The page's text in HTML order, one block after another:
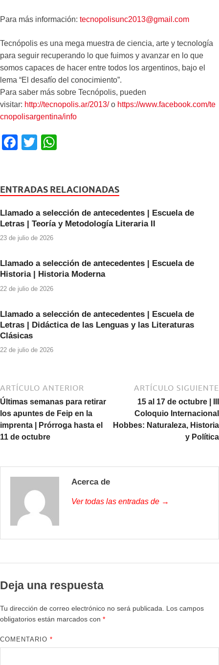
Para más información: tecnopolisunc2013@gmail.com
Tecnópolis es una mega muestra de ciencia, arte y tecnología
para seguir recuperando lo que fuimos y avanzar en lo que
somos capaces de hacer entre todos los argentinos, bajo el
lema “El desafío del conocimiento”.
Para saber más sobre Tecnópolis, pueden
visitar: http://tecnopolis.ar/2013/o https://www.facebook.com/te
cnopolisargentina/info
F
e
o
o
T
er s
p
ENTRADAS RELACIONADAS
Llamado a selección de antecedentes | Escuela de
Letras | Teoría y Metodología Literaria II
23 de julio de 2026
Llamado a selección de antecedentes | Escuela de
Historia | Historia Moderna
22 de julio de 2026
Llamado a selección de antecedentes | Escuela de
Letras | Didáctica de las Lenguas y las Literaturas
Clásicas
22 de julio de 2026
ARTÍCULO ANTERIOR
Últimas semanas para retirar
los apuntes de Feip en la
imprenta | Prórroga hasta el
11 de octubre
ARTÍCULO SIGUIENTE
15 al 17 de octubre | III
Coloquio Internacional
Hobbes: Naturaleza, Historia
y Política
Acerca de
Ver todas las entradas de →
Deja una respuesta
Tu dirección de correo electrónico no será publicada.
Los campos
obligatorios están marcados con *
COMENTARIO*